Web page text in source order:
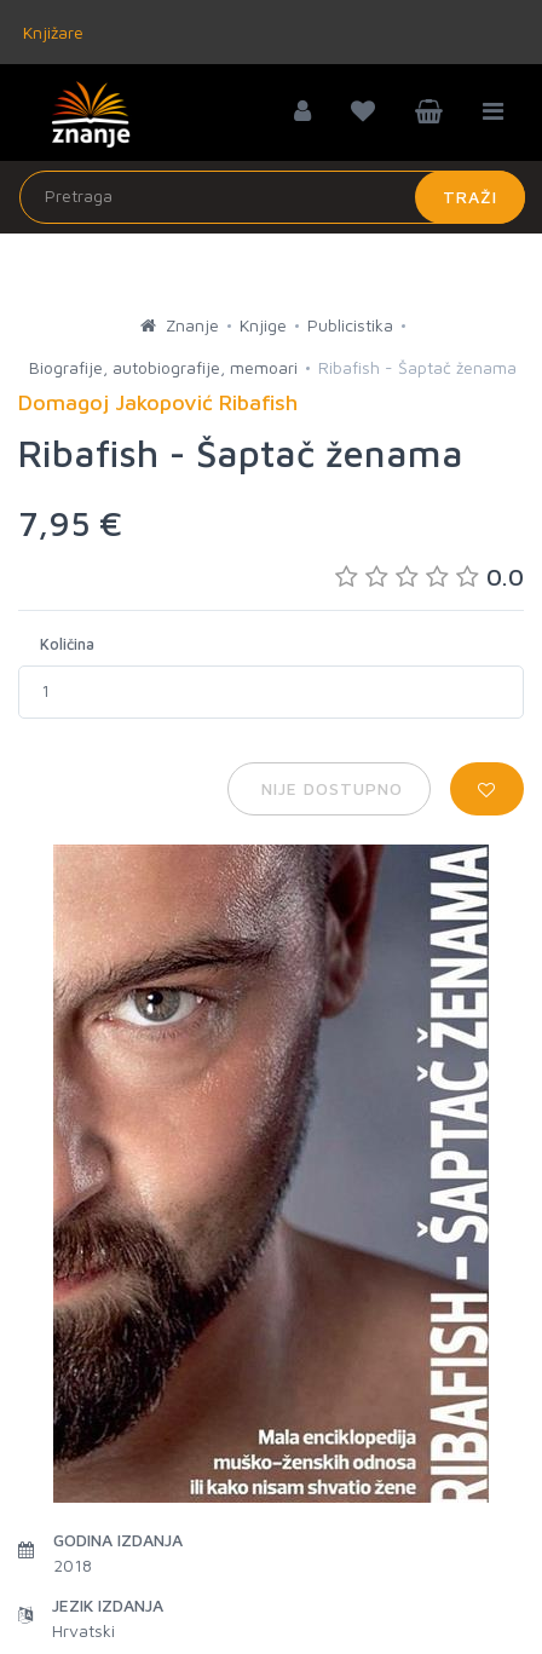
Knjižare
TRAŽI
Znanje Knjige Publicistika
Biografije, autobiografije, memoari Ribafish - Šaptač ženama
Domagoj Jakopović Ribafish
Ribafish - Šaptač ženama
7,95 €
0.0
Količina
NIJE DOSTUPNO
GODINA IZDANJA
2018
JEZIK IZDANJA
Hrvatski